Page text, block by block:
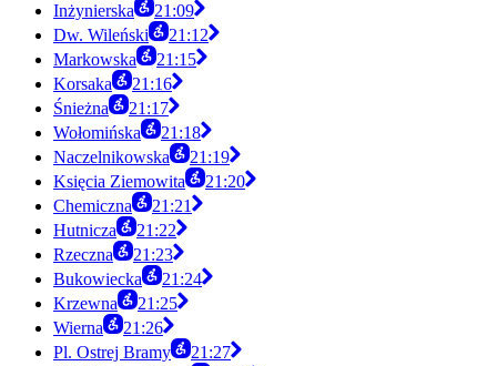
Inżynierska
21:09
Dw. Wileński
21:12
Markowska
21:15
Korsaka
21:16
Śnieżna
21:17
Wołomińska
21:18
Naczelnikowska
21:19
Księcia Ziemowita
21:20
Chemiczna
21:21
Hutnicza
21:22
Rzeczna
21:23
Bukowiecka
21:24
Krzewna
21:25
Wierna
21:26
Pl. Ostrej Bramy
21:27